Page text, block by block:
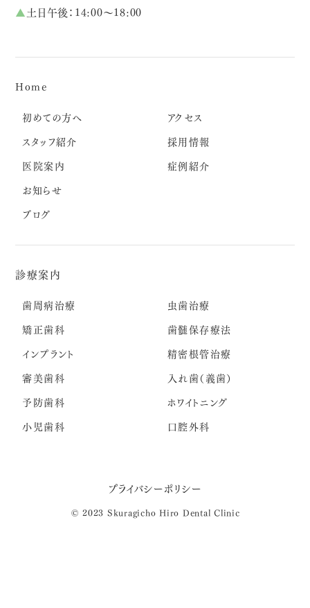
▲土日午後：14:00～18:00
Home
初めての方へ
スタッフ紹介
医院案内
アクセス
採用情報
症例紹介
お知らせ
ブログ
診療案内
歯周病治療
矯正歯科
インプラント
虫歯治療
歯髄保存療法
精密根管治療
審美歯科
予防歯科
小児歯科
入れ歯（義歯）
ホワイトニング
口腔外科
プライバシーポリシー
© 2023 Skuragicho Hiro Dental Clinic